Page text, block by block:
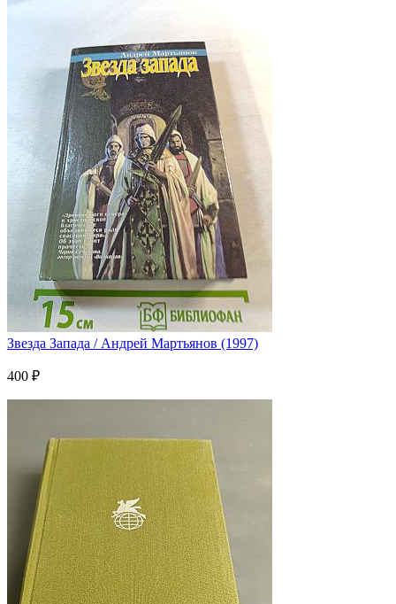
Звезда Запада / Андрей Мартьянов (1997)
400 ₽